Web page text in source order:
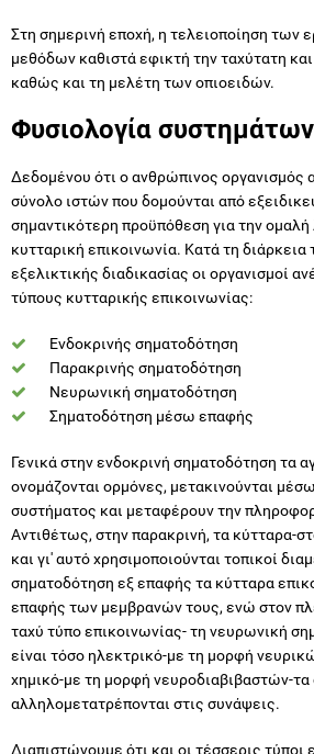
Στη σημερινή εποχή, η τελειοποίηση των
μεθόδων καθιστά εφικτή την ταχύτατη
καθώς και τη μελέτη των οπιοειδών.
Φυσιολογία
Δεδομένου ότι ο ανθρώπινος οργανισμός
σύνολο ιστών που δομούνται από
σημαντικότερη προϋπόθεση για την ομαλή
κυτταρική επικοινωνία. Κατά τη
εξελικτικής διαδικασίας οι οργανισμοί
τύπους κυτταρικής επικοινωνίας:
Ενδοκρινής σηματοδότηση
Παρακρινής σηματοδότηση
Νευρωνική σηματοδότηση
Σηματοδότηση μέσω επαφής
Γενικά στην ενδοκρινή σηματοδότηση τα
ονομάζονται ορμόνες, μετακινούνται
συστήματος και μεταφέρουν την
Αντιθέτως, στην παρακρινή, τα κύτταρα-
και γι' αυτό χρησιμοποιούνται τοπικοί
σηματοδότηση εξ επαφής τα κύτταρα
επαφής των μεμβρανών τους, ενώ στον
ταχύ τύπο επικοινωνίας- τη νευρωνική
είναι τόσο ηλεκτρικό-με τη μορφή
χημικό-με τη μορφή νευροδιαβιβαστών-τα
αλληλομετατρέπονται στις συνάψεις.
Διαπιστώνουμε ότι και οι τέσσερις τύποι